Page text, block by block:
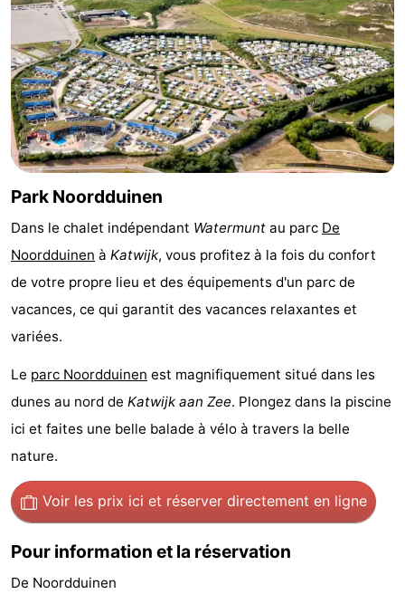
Monuments
Points
de
vue
Attractions
-
Croisières
-
de
jeux
Aires
de
jeux
intérieures
-
Experiences
Centres
de
bien-
Villages
Nature
-
Faire
du
-
Randonnée
-
Park Noordduinen
Dans le chalet indépendant Watermunt au parc De
Noordduinen à Katwijk, vous profitez à la fois du confort
de votre propre lieu et des équipements d'un parc de
vacances, ce qui garantit des vacances relaxantes et
variées.
Le parc Noordduinen est magnifiquement situé dans les
dunes au nord de Katwijk aan Zee. Plongez dans la piscine
ici et faites une belle balade à vélo à travers la belle
nature.
Voir les prix ici et réserver directement en ligne
Pour information et la réservation
De Noordduinen